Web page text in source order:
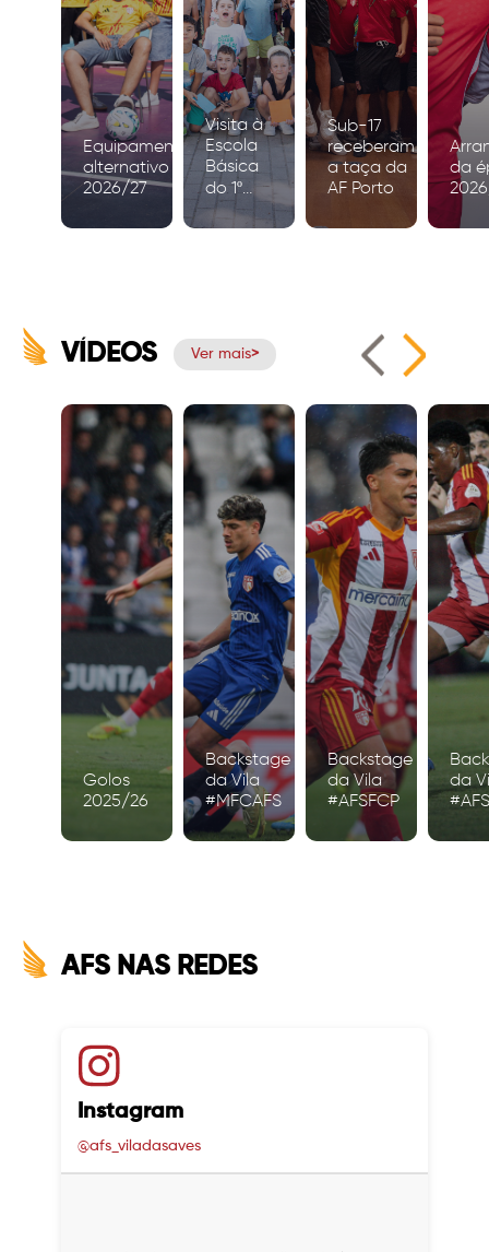
Equipamento
alternativo
2026/27
Visita à
Escola
Básica
do 1º
Ciclo de
Igreja
Sub-17
receberam
a taça da
AF Porto
da
VÍDEOS Ver mais
Golos
2025/26
Backstage
da Vila
#MFCAFS
Backstage
da Vila
#AFSFCP
da
AFS NAS REDES
Instagram
@afs_viladasaves